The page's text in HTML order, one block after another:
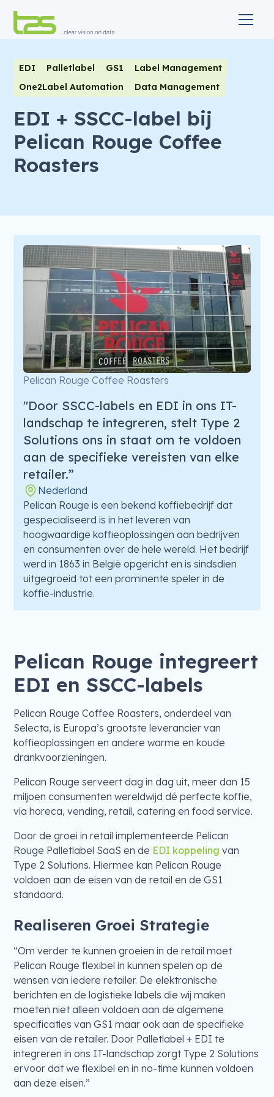
EDI Palletlabel GS1
Label Management
One2Label Automation
Data Management
EDI + SSCC-label bij
Pelican Rouge Coffee
Roasters
Pelican Rouge Coffee Roasters
"Door SSCC-labels en EDI in ons IT-
landschap te integreren, stelt Type 2
Solutions ons in staat om te voldoen
aan de specifieke vereisten van elke
retailer.”
Nederland
Pelican Rouge is een bekend koffiebedrijf dat
gespecialiseerd is in het leveren van
hoogwaardige koffieoplossingen aan bedrijven
en consumenten over de hele wereld. Het bedrijf
werd in 1863 in België opgericht en is sindsdien
uitgegroeid tot een prominente speler in de
koffie-industrie.
Pelican Rouge integreert
EDI en SSCC-labels
Pelican Rouge Coffee Roasters, onderdeel van
Selecta, is Europa’s grootste leverancier van
koffieoplossingen en andere warme en koude
drankvoorzieningen.
Pelican Rouge serveert dag in dag uit, meer dan 15
miljoen consumenten wereldwijd dé perfecte koffie,
via horeca, vending, retail, catering en food service.
Door de groei in retail implementeerde Pelican
Rouge Palletlabel SaaS en de EDI koppelingvan
Type 2 Solutions. Hiermee kan Pelican Rouge
voldoen aan de eisen van de retail en de GS1
standaard.
Realiseren Groei Strategie
“Om verder te kunnen groeien in de retail moet
Pelican Rouge flexibel in kunnen spelen op de
wensen van iedere retailer. De elektronische
berichten en de logistieke labels die wij maken
moeten niet alleen voldoen aan de algemene
specificaties van GS1 maar ook aan de specifieke
eisen van de retailer. Door Palletlabel + EDI te
integreren in ons IT-landschap zorgt Type 2 Solutions
ervoor dat we flexibel en in no-time kunnen voldoen
aan deze eisen.”